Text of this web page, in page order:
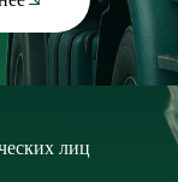
лиц